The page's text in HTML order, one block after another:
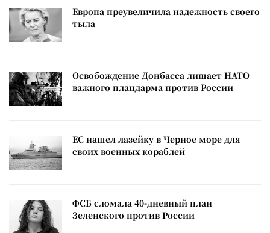
Европа преувеличила надежность своего
тыла
Освобождение Донбасса лишает НАТО
важного плацдарма против России
ЕС нашел лазейку в Черное море для
своих военных кораблей
ФСБ сломала 40-дневный план
Зеленского против России